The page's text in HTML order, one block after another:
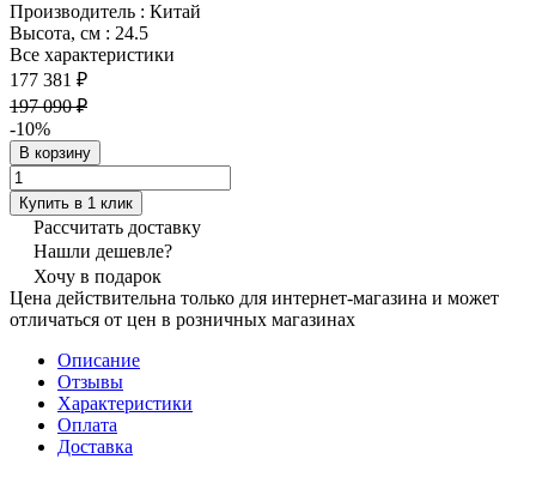
Производитель : Китай
Высота, см : 24.5
Все характеристики
177 381 ₽
197 090 ₽
-10%
В корзину
Купить в 1 клик
Рассчитать доставку
Нашли дешевле?
Хочу в подарок
Цена действительна только для интернет-магазина и может
отличаться от цен в розничных магазинах
Описание
Отзывы
Характеристики
Оплата
Доставка